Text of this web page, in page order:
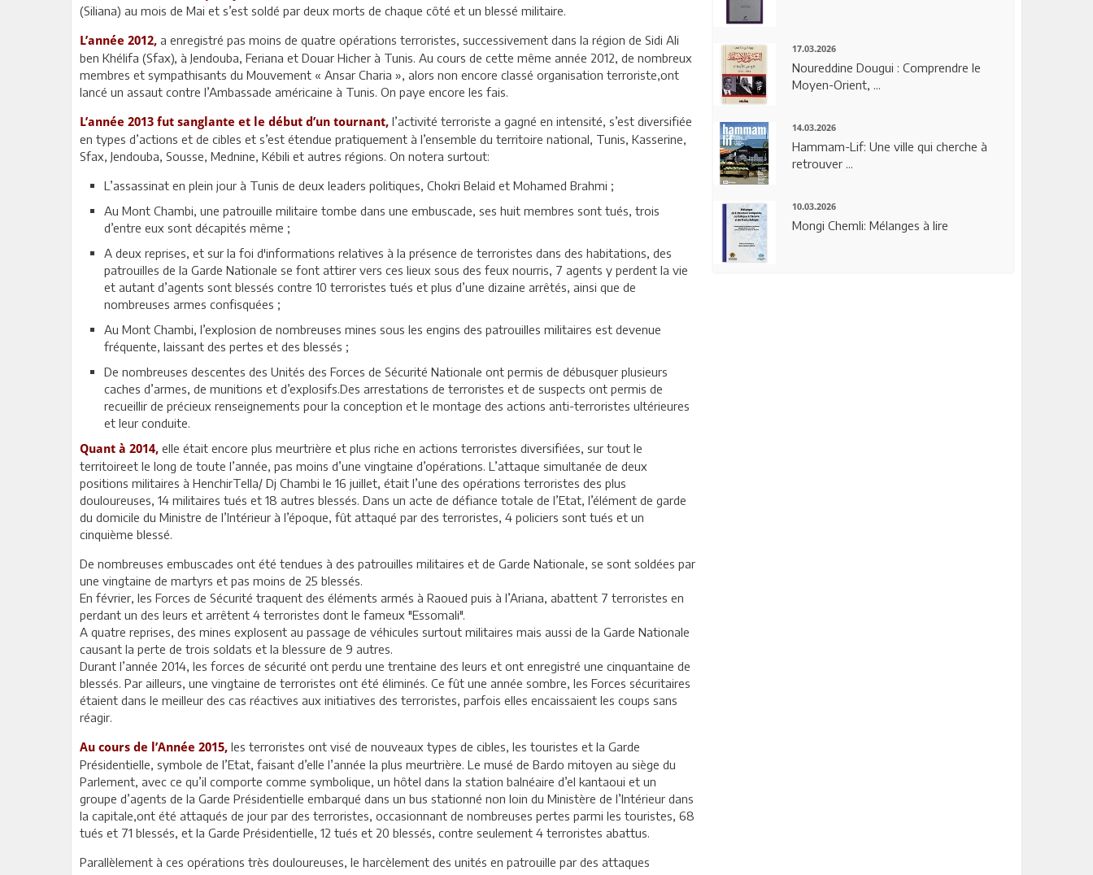
(Siliana) au mois de Mai et s’est soldé par deux morts de chaque côté et un blessé militaire.
L’année 2012, a enregistré pas moins de quatre opérations terroristes, successivement dans la région de Sidi Ali
ben Khélifa (Sfax), à Jendouba, Feriana et Douar Hicher à Tunis. Au cours de cette même année 2012, de nombreux
membres et sympathisants du Mouvement « Ansar Charia », alors non encore classé organisation terroriste,ont
lancé un assaut contre l’Ambassade américaine à Tunis. On paye encore les fais.
L’année 2013 fut sanglante et le début d’un tournant, l’activité terroriste a gagné en intensité, s’est diversifiée
en types d’actions et de cibles et s’est étendue pratiquement à l’ensemble du territoire national, Tunis, Kasserine,
Sfax, Jendouba, Sousse, Mednine, Kébili et autres régions. On notera surtout:
L’assassinat en plein jour à Tunis de deux leaders politiques, Chokri Belaid et Mohamed Brahmi ;
Au Mont Chambi, une patrouille militaire tombe dans une embuscade, ses huit membres sont tués, trois
d’entre eux sont décapités même ;
A deux reprises, et sur la foi d'informations relatives à la présence de terroristes dans des habitations, des
patrouilles de la Garde Nationale se font attirer vers ces lieux sous des feux nourris, 7 agents y perdent la vie
et autant d’agents sont blessés contre 10 terroristes tués et plus d’une dizaine arrêtés, ainsi que de
nombreuses armes confisquées ;
Au Mont Chambi, l’explosion de nombreuses mines sous les engins des patrouilles militaires est devenue
fréquente, laissant des pertes et des blessés ;
De nombreuses descentes des Unités des Forces de Sécurité Nationale ont permis de débusquer plusieurs
caches d’armes, de munitions et d’explosifs.Des arrestations de terroristes et de suspects ont permis de
recueillir de précieux renseignements pour la conception et le montage des actions anti-terroristes ultérieures
et leur conduite.
Quant à 2014, elle était encore plus meurtrière et plus riche en actions terroristes diversifiées, sur tout le
territoireet le long de toute l’année, pas moins d’une vingtaine d’opérations. L’attaque simultanée de deux
positions militaires à HenchirTella/ Dj Chambi le 16 juillet, était l’une des opérations terroristes des plus
douloureuses, 14 militaires tués et 18 autres blessés. Dans un acte de défiance totale de l’Etat, l’élément de garde
du domicile du Ministre de l’Intérieur à l’époque, fût attaqué par des terroristes, 4 policiers sont tués et un
cinquième blessé.
De nombreuses embuscades ont été tendues à des patrouilles militaires et de Garde Nationale, se sont soldées par
une vingtaine de martyrs et pas moins de 25 blessés.
En février, les Forces de Sécurité traquent des éléments armés à Raoued puis à l’Ariana, abattent 7 terroristes en
perdant un des leurs et arrêtent 4 terroristes dont le fameux "Essomali".
A quatre reprises, des mines explosent au passage de véhicules surtout militaires mais aussi de la Garde Nationale
causant la perte de trois soldats et la blessure de 9 autres.
Durant l’année 2014, les forces de sécurité ont perdu une trentaine des leurs et ont enregistré une cinquantaine de
blessés. Par ailleurs, une vingtaine de terroristes ont été éliminés. Ce fût une année sombre, les Forces sécuritaires
étaient dans le meilleur des cas réactives aux initiatives des terroristes, parfois elles encaissaient les coups sans
réagir.
Au cours de l’Année 2015, les terroristes ont visé de nouveaux types de cibles, les touristes et la Garde
Présidentielle, symbole de l’Etat, faisant d’elle l’année la plus meurtrière. Le musé de Bardo mitoyen au siège du
Parlement, avec ce qu’il comporte comme symbolique, un hôtel dans la station balnéaire d’el kantaoui et un
groupe d’agents de la Garde Présidentielle embarqué dans un bus stationné non loin du Ministère de l’Intérieur dans
la capitale,ont été attaqués de jour par des terroristes, occasionnant de nombreuses pertes parmi les touristes, 68
tués et 71 blessés, et la Garde Présidentielle, 12 tués et 20 blessés, contre seulement 4 terroristes abattus.
Parallèlement à ces opérations très douloureuses, le harcèlement des unités en patrouille par des attaques
17.03.2026
Noureddine Dougui : Comprendre le
Moyen-Orient, ...
14.03.2026
Hammam-Lif: Une ville qui cherche à
retrouver ...
10.03.2026
Mongi Chemli: Mélanges à lire